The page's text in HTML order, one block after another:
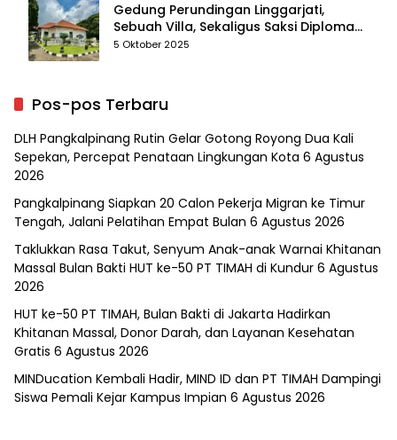
Gedung Perundingan Linggarjati,
Sebuah Villa, Sekaligus Saksi Diplomasi
yang Mengubah Arah Bangsa
5 Oktober 2025
Pos-pos Terbaru
DLH Pangkalpinang Rutin Gelar Gotong Royong Dua Kali
Sepekan, Percepat Penataan Lingkungan Kota 6 Agustus
2026
Pangkalpinang Siapkan 20 Calon Pekerja Migran ke Timur
Tengah, Jalani Pelatihan Empat Bulan 6 Agustus 2026
Taklukkan Rasa Takut, Senyum Anak-anak Warnai Khitanan
Massal Bulan Bakti HUT ke-50 PT TIMAH di Kundur 6 Agustus
2026
HUT ke-50 PT TIMAH, Bulan Bakti di Jakarta Hadirkan
Khitanan Massal, Donor Darah, dan Layanan Kesehatan
Gratis 6 Agustus 2026
MINDucation Kembali Hadir, MIND ID dan PT TIMAH Dampingi
Siswa Pemali Kejar Kampus Impian 6 Agustus 2026